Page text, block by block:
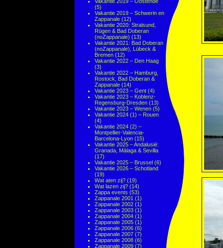
(5)
Vakantie 2019 – Schwerin en
Zappanale (12)
Vakantie 2020: Stralsund,
Rügen & Bad Doberan
(noZappanale) (13)
Vakantie 2021: Bad Doberan
(noZappanale), Lübeck &
Bremen (12)
Vakantie 2022 – Den Haag
(3)
Vakantie 2022 – Hamburg,
Rostock, Bad Doberan &
Zappanale (14)
Vakantie 2023 – Gent (4)
Vakantie 2023 – Koblenz-
Regensburg-Dresden (13)
Vakantie 2023 – Wenen (5)
Vakantie 2024 (1) – Rouen
(4)
Vakantie 2024 (2) –
Montpellier-Valencia-
Barcelona-Lyon (15)
Vakantie 2025 – Andalusië:
Granada, Málaga & Sevilla
(17)
Vakantie 2025 – Brussel (6)
Vakantie 2026 – Schotland
(19)
Wat aten zij? (19)
Wat lazen zij? (14)
Zappa events (53)
Zappanale 2001 (1)
Zappanale 2002 (1)
Zappanale 2003 (1)
Zappanale 2004 (1)
Zappanale 2005 (1)
Zappanale 2006 (6)
Zappanale 2007 (7)
Zappanale 2008 (6)
Zappanale 2009 (7)